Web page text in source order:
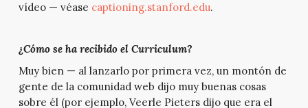
vídeo — véase captioning.stanford.edu.
¿Cómo se ha recibido el Curriculum?
Muy bien — al lanzarlo por primera vez, un montón de
gente de la comunidad web dijo muy buenas cosas
sobre él (por ejemplo, Veerle Pieters dijo que era el